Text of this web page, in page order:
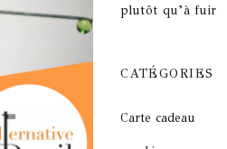
plutôt qu’à fuir
CATÉGORIES
Carte cadeau